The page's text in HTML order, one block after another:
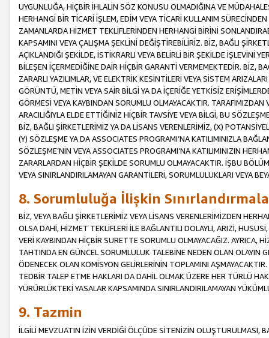
UYGUNLUĞA, HİÇBİR İHLALİN SÖZ KONUSU OLMADIĞINA VE
HERHANGİ BİR TİCARİ İŞLEM, EDİM VEYA TİCARİ KULLANIM
ZAMANLARDA HİZMET TEKLİFLERİNDEN HERHANGİ BİRİNİ
KAPSAMINI VEYA ÇALIŞMA ŞEKLİNİ DEĞİŞTİREBİLİRİZ. BİZ, BAĞLI
AÇIKLANDIĞI ŞEKİLDE, İSTİKRARLI VEYA BELİRLİ BİR ŞEKİLDE İŞLEVİNİ
BİLEŞEN İÇERMEDİĞİNE DAİR HİÇBİR GARANTİ VERMEMEKTEDİR. BİZ,
ZARARLI YAZILIMLAR, VE ELEKTRİK KESİNTİLERİ VEYA SİSTEM
GÖRÜNTÜ, METİN VEYA SAİR BİLGİ YA DA İÇERİĞE YETKİSİZ
GÖRMESİ VEYA KAYBINDAN SORUMLU OLMAYACAKTIR.
ARACILIĞIYLA ELDE ETTİĞİNİZ HİÇBİR TAVSİYE VEYA BİLGİ, BU
BİZ, BAĞLI ŞİRKETLERİMİZ YA DA LİSANS VERENLERİMİZ, (X)
(Y) SÖZLEŞME YA DA ASSOCIATES PROGRAMI’NA KATILIMINIZLA
SÖZLEŞME’NİN VEYA ASSOCIATES PROGRAMI’NA KATILIMINIZIN
ZARARLARDAN HİÇBİR ŞEKİLDE SORUMLU OLMAYACAKTIR. İŞBU
VEYA SINIRLANDIRILAMAYAN GARANTİLERİ, SORUMLULUKLARI VEYA
8. Sorumluluğa İlişkin
BİZ, VEYA BAĞLI ŞİRKETLERİMİZ VEYA LİSANS VERENLERİMİZDEN
OLSA DAHİ, HİZMET TEKLİFLERİ İLE BAĞLANTILI DOLAYLI, ARIZİ,
VERİ KAYBINDAN HİÇBİR SURETTE SORUMLU OLMAYACAĞIZ. AYRICA,
TAHTINDA EN GÜNCEL SORUMLULUK TALEBİNE NEDEN OLAN OLAYIN
ÖDENECEK OLAN KOMİSYON GELİRLERİNİN TOPLAMINI
TEDBİR TALEP ETME HAKLARI DA DAHİL OLMAK ÜZERE HER TÜRLÜ
YÜRÜRLÜKTEKİ YASALAR KAPSAMINDA SINIRLANDIRILAMAYAN
9. Tazmin
İLGİLİ MEVZUATIN İZİN VERDİĞİ ÖLÇÜDE SİTENİZİN OLUŞTURULMASI,